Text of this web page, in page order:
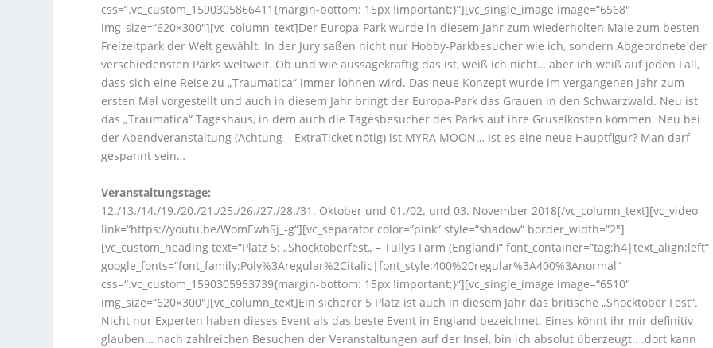
css=“.vc_custom_1590305866411{margin-bottom: 15px !important;}“][vc_single_image image=“6568″
img_size=“620×300″][vc_column_text]Der Europa-Park wurde in diesem Jahr zum wiederholten Male zum besten
Freizeitpark der Welt gewählt. In der Jury saßen nicht nur Hobby-Parkbesucher wie ich, sondern Abgeordnete der
verschiedensten Parks weltweit. Ob und wie aussagekräftig das ist, weiß ich nicht… aber ich weiß auf jeden Fall,
dass sich eine Reise zu „Traumatica“ immer lohnen wird. Das neue Konzept wurde im vergangenen Jahr zum
ersten Mal vorgestellt und auch in diesem Jahr bringt der Europa-Park das Grauen in den Schwarzwald. Neu ist
das „Traumatica“ Tageshaus, in dem auch die Tagesbesucher des Parks auf ihre Gruselkosten kommen. Neu bei
der Abendveranstaltung (Achtung – ExtraTicket nötig) ist MYRA MOON… Ist es eine neue Hauptfigur? Man darf
gespannt sein…
Veranstaltungstage:
12./13./14./19./20./21./25./26./27./28./31. Oktober und 01./02. und 03. November 2018[/vc_column_text][vc_video
link=“https://youtu.be/WomEwhSj_-g“][vc_separator color=“pink“ style=“shadow“ border_width=“2″]
[vc_custom_heading text=“Platz 5: „Shocktoberfest„ – Tullys Farm (England)“ font_container=“tag:h4|text_align:left“
google_fonts=“font_family:Poly%3Aregular%2Citalic|font_style:400%20regular%3A400%3Anormal“
css=“.vc_custom_1590305953739{margin-bottom: 15px !important;}“][vc_single_image image=“6510″
img_size=“620×300″][vc_column_text]Ein sicherer 5 Platz ist auch in diesem Jahr das britische „Shocktober Fest“.
Nicht nur Experten haben dieses Event als das beste Event in England bezeichnet. Eines könnt ihr mir definitiv
glauben… nach zahlreichen Besuchen der Veranstaltungen auf der Insel, bin ich absolut überzeugt.. .dort kann